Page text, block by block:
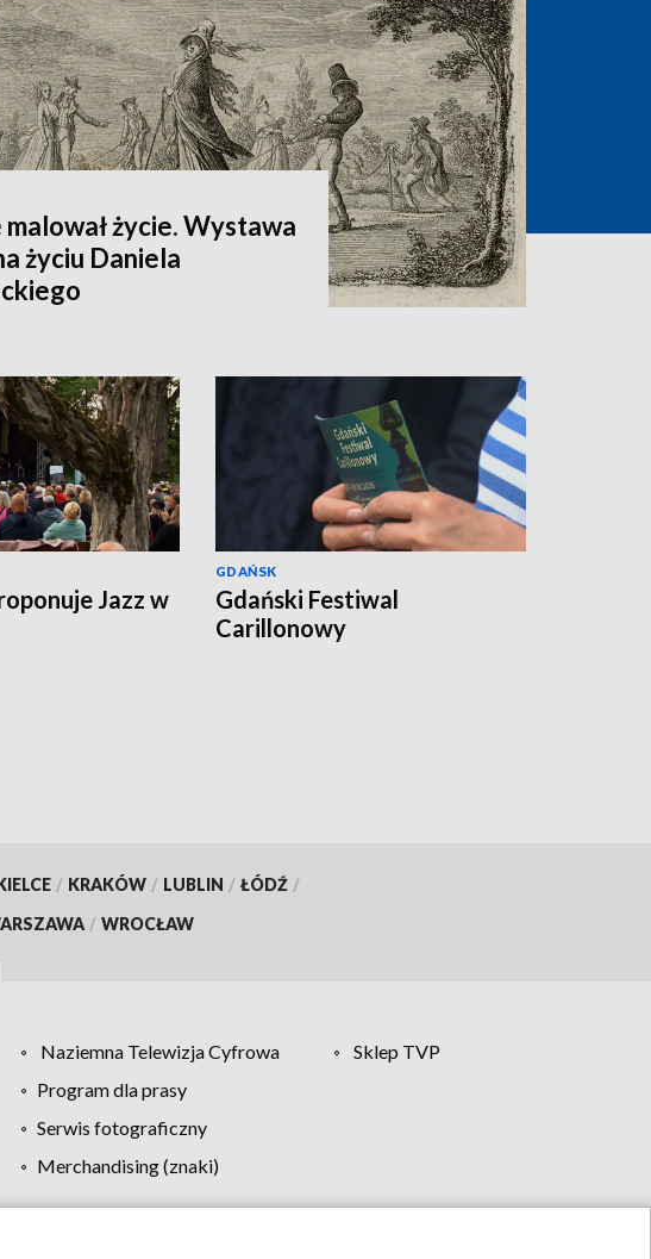
malował życie. Wystawa
życiu Daniela
Jazz w
GDAŃSK
Gdański Festiwal
Carillonowy
/ KRAKÓW / LUBLIN / ŁÓDŹ /
/ WROCŁAW
Naziemna Telewizja Cyfrowa
Sklep TVP
Program dla prasy
Serwis fotograficzny
Merchandising (znaki)